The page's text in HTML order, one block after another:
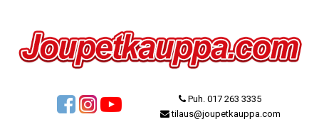
Puh. 017 263 3335
tilaus@joupetkauppa.com